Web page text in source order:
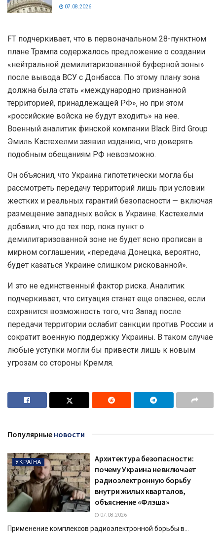
07.08.2026
FT подчеркивает, что в первоначальном 28-пунктном
плане Трампа содержалось предложение о создании
«нейтральной демилитаризованной буферной зоны»
после вывода ВСУ с Донбасса. По этому плану зона
должна была стать «международно признанной
территорией, принадлежащей РФ», но при этом
«российские войска не будут входить» на нее.
Военный аналитик финской компании Black Bird Group
Эмиль Кастехелми заявил изданию, что доверять
подобным обещаниям РФ невозможно.
Он объяснил, что Украина гипотетически могла бы
рассмотреть передачу территорий лишь при условии
жестких и реальных гарантий безопасности — включая
размещение западных войск в Украине. Кастехелми
добавил, что до тех пор, пока пункт о
демилитаризованной зоне не будет ясно прописан в
мирном соглашении, «передача Донецка, вероятно,
будет казаться Украине слишком рискованной».
И это не единственный фактор риска. Аналитик
подчеркивает, что ситуация станет еще опаснее, если
сохранится возможность того, что Запад после
передачи территории ослабит санкции против России и
сократит военную поддержку Украины. В таком случае
любые уступки могли бы привести лишь к новым
угрозам со стороны Кремля.
Популярные новости
УКРАЇНА
Архитектура безопасности:
почему Украина не включает
радиоэлектронную борьбу
внутри жилых кварталов,
объяснение «Флэша»
07.08.2026
Применение комплексов радиоэлектронной борьбы в...